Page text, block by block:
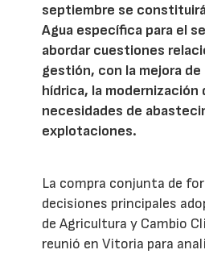
septiembre se
Agua específica para el
abordar cuestiones
gestión, con la mejora
hídrica, la modernización
necesidades de
explotaciones.
La compra conjunta de
decisiones principales
de Agricultura y Cambio
reunió en Vitoria para